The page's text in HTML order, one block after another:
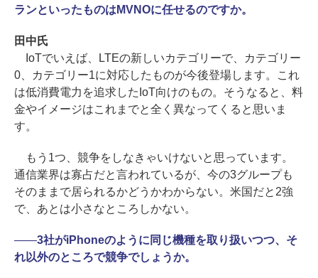
ランといったものはMVNOに任せるのですか。
田中氏
IoTでいえば、LTEの新しいカテゴリーで、カテゴリー
0、カテゴリー1に対応したものが今後登場します。これ
は低消費電力を追求したIoT向けのもの。そうなると、料
金やイメージはこれまでと全く異なってくると思いま
す。
もう1つ、競争をしなきゃいけないと思っています。
通信業界は寡占だと言われているが、今の3グループも
そのままで居られるかどうかわからない。米国だと2強
で、あとは小さなところしかない。
――3社がiPhoneのように同じ機種を取り扱いつつ、そ
れ以外のところで競争でしょうか。